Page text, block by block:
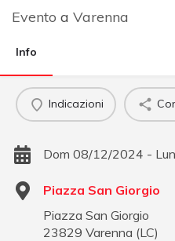
Evento a Varenna
Info
Indicazioni
Dom 08/12/2024 -
Piazza San Giorgio
Piazza San Giorgio
23829 Varenna (LC)